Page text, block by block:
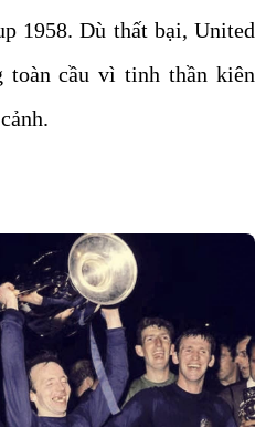
1958. Dù thất bại, United
toàn cầu vì tinh thần kiên